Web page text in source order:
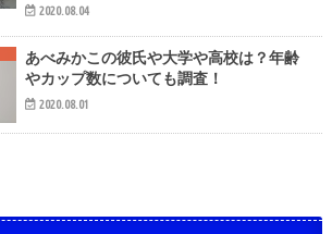
2020.08.04
あべみかこの彼氏や大学や高校は？年齢
やカップ数についても調査！
2020.08.01